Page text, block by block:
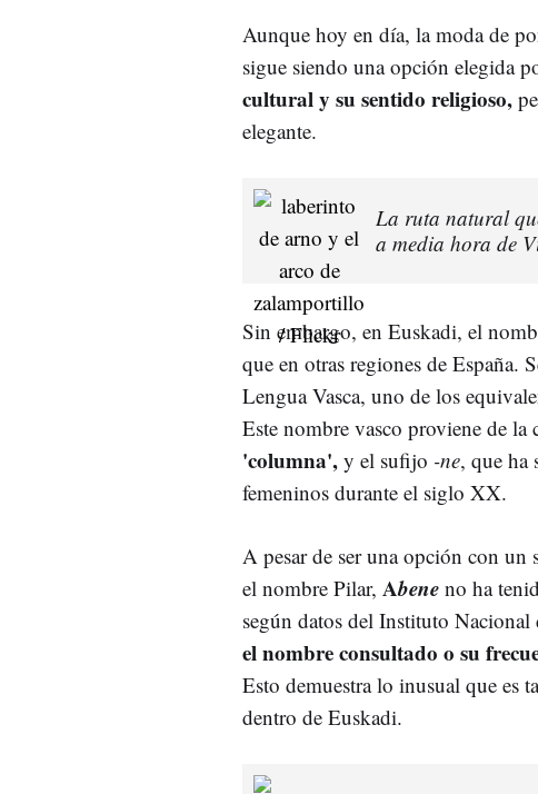
Aunque hoy en día, la moda de
sigue siendo una opción elegida
cultural y su sentido religioso,
elegante.
La ruta natural
a media hora de
Sin embargo, en Euskadi, el
que en otras regiones de España.
Lengua Vasca, uno de los
Este nombre vasco proviene de la
'columna', y el sufijo -ne, que ha
femeninos durante el siglo XX.
A pesar de ser una opción con
el nombre Pilar, Abene no ha
según datos del Instituto
el nombre consultado o su
Esto demuestra lo inusual que es
dentro de Euskadi.